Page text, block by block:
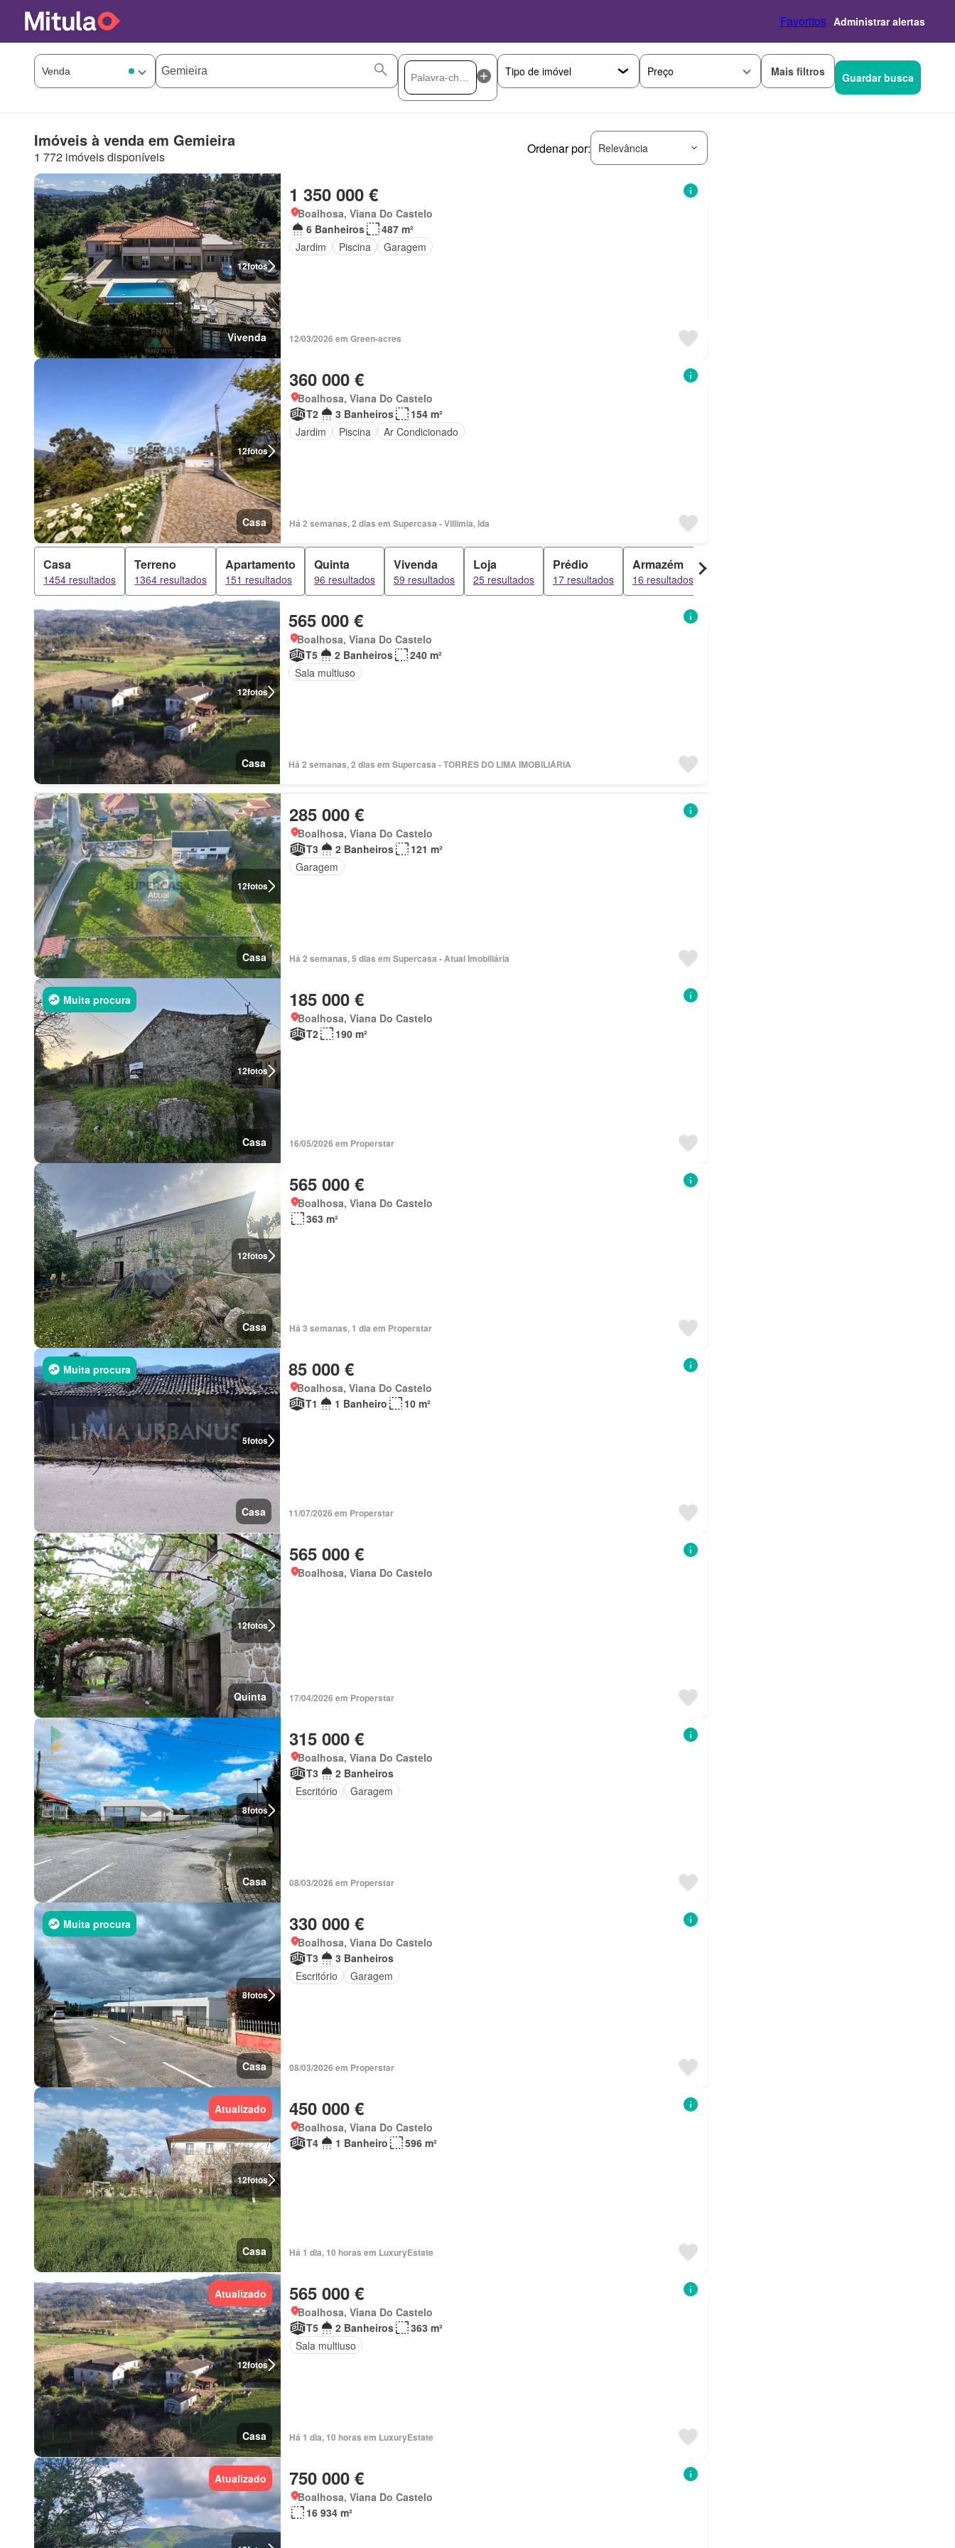
Favoritos Administrar alertas
Preço Mais filtros Guardar busca
Imóveis à venda em Gemieira
1 772 imóveis disponíveis
Ordenar por: Relevância
12fotos
Vivenda
1 350 000 €
Boalhosa, Viana Do Castelo
6 Banheiros
487 m²
Jardim
Piscina Garagem
12/03/2026 em Green-acres
12fotos
Casa
360 000 €
Boalhosa, Viana Do Castelo
T2
3 Banheiros
154 m²
Jardim
Piscina Ar Condicionado
Há 2 semanas, 2 dias em Supercasa - Villimia, lda
Casa
1454 resultados
Terreno
1364 resultados
Apartamento
151 resultados
Quinta
96 resultados
Vivenda
59 resultados
Loja
25 resultados
Prédio
17 resultados
Armazém
16 resultados
12fotos
Casa
565 000 €
Boalhosa, Viana Do Castelo
T5
2 Banheiros
240 m²
Sala multiuso
Há 2 semanas, 2 dias em Supercasa - TORRES DO LIMA IMOBILIÁRIA
12fotos
Casa
285 000 €
Boalhosa, Viana Do Castelo
T3
2 Banheiros
121 m²
Garagem
Há 2 semanas, 5 dias em Supercasa - Atual Imobiliária
12fotos
Muita procura
Casa
185 000 €
Boalhosa, Viana Do Castelo
T2
190 m²
16/05/2026 em Properstar
12fotos
Casa
565 000 €
Boalhosa, Viana Do Castelo
363 m²
Há 3 semanas, 1 dia em Properstar
5fotos
Muita procura
Casa
85 000 €
Boalhosa, Viana Do Castelo
T1
1 Banheiro 10 m²
11/07/2026 em Properstar
12fotos
Quinta
565 000 €
Boalhosa, Viana Do Castelo
17/04/2026 em Properstar
8fotos
Casa
315 000 €
Boalhosa, Viana Do Castelo
T3
2 Banheiros
Escritório
Garagem
08/03/2026 em Properstar
8fotos
Muita procura
Casa
330 000 €
Boalhosa, Viana Do Castelo
T3
3 Banheiros
Escritório
Garagem
08/03/2026 em Properstar
12fotos
Atualizado
Casa
450 000 €
Boalhosa, Viana Do Castelo
T4
1 Banheiro 596 m²
Há 1 dia, 10 horas em LuxuryEstate
12fotos
Atualizado
Casa
565 000 €
Boalhosa, Viana Do Castelo
T5
2 Banheiros
363 m²
Sala multiuso
Há 1 dia, 10 horas em LuxuryEstate
Atualizado 750 000 €
Boalhosa, Viana Do Castelo
16 934 m²